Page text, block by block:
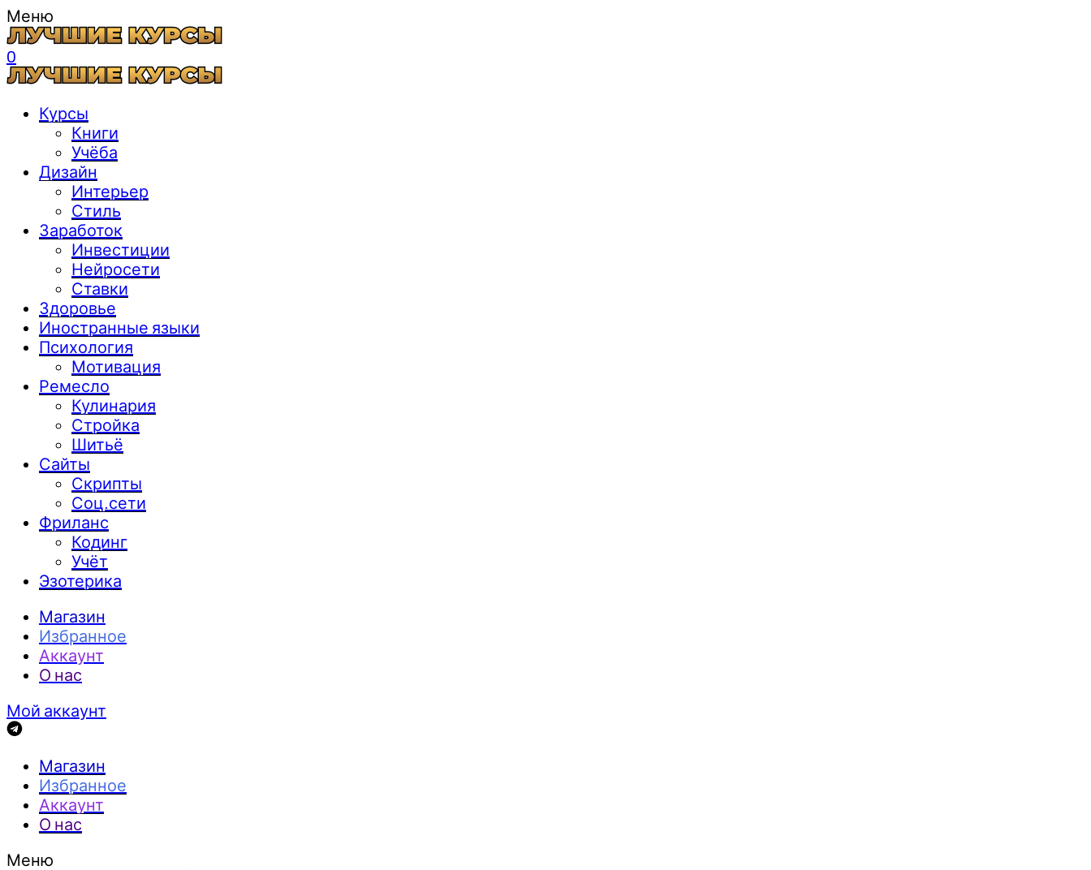
Меню
0
Курсы
Книги
Учёба
Дизайн
Интерьер
Стиль
Заработок
Инвестиции
Нейросети
Ставки
Здоровье
Иностранные языки
Психология
Мотивация
Ремесло
Кулинария
Стройка
Шитьё
Сайты
Скрипты
Соц.сети
Фриланс
Кодинг
Учёт
Эзотерика
Магазин
Избранное
Аккаунт
О нас
Мой аккаунт
Магазин
Избранное
Аккаунт
О нас
Меню